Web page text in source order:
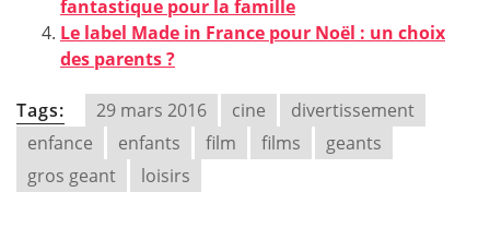
fantastique pour la famille
Le label Made in France pour Noël : un choix
des parents ?
Tags: 29 mars 2016 cine
divertissement
enfance
enfants film films
geants
gros geant
loisirs